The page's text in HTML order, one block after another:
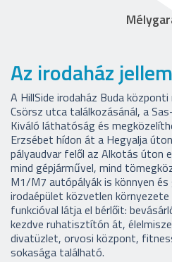
Az irodaház
A HillSide irodaház Buda
Csörsz utca találkozásánál, a
Kiváló láthatóság és
Erzsébet hídon át a Hegyalja
pályaudvar felől az Alkotás úton
mind gépjárművel, mind
M1/M7 autópályák is könnyen
irodaépület közvetlen
funkcióval látja el bérlőit:
kezdve ruhatisztítón át,
divatüzlet, orvosi központ,
sokasága található.